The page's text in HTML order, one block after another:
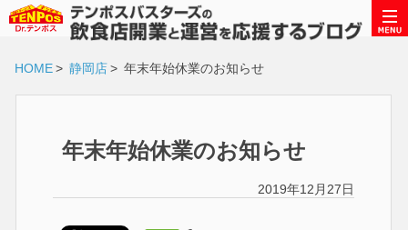
HOME> 静岡店> 年末年始休業のお知らせ
年末年始休業のお知らせ
2019年12月27日